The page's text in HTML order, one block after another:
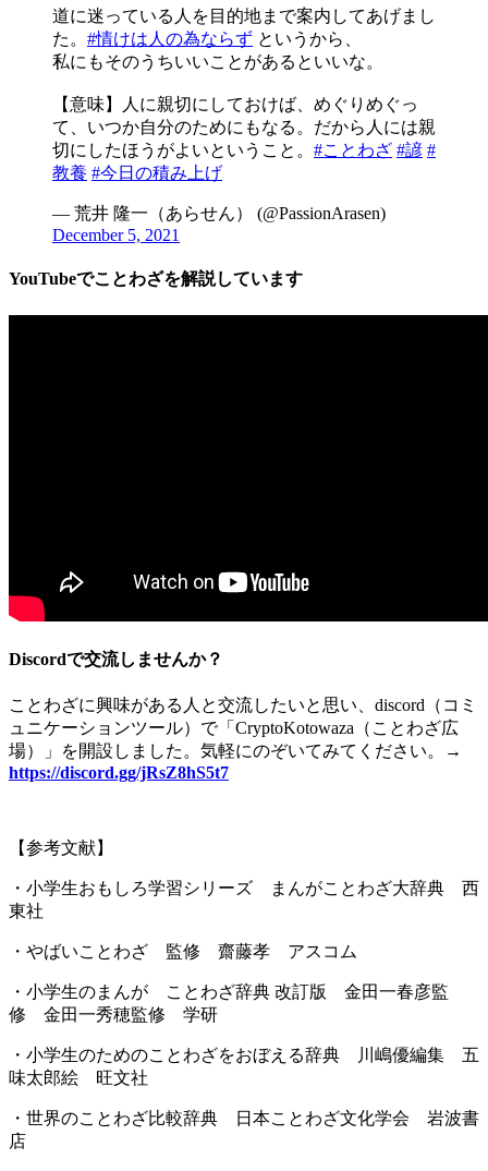
道に迷っている人を目的地まで案内してあげまし
た。 #情けは人の為ならず というから、
私にもそのうちいいことがあるといいな。
【意味】人に親切にしておけば、めぐりめぐっ
て、いつか自分のためにもなる。だから人には親
切にしたほうがよいということ。 #ことわざ #諺 #
教養 #今日の積み上げ
— 荒井 隆一（あらせん） (@PassionArasen)
December 5, 2021
YouTubeでことわざを解説しています
Discordで交流しませんか？
ことわざに興味がある人と交流したいと思い、 discord （コミ
ュニケーションツール）で「 CryptoKotowaza （ことわざ広
場）」を開設しました。気軽にのぞいてみてください。
→
https://discord.gg/jRsZ8hS5t7
【参考文献】
・小学生おもしろ学習シリーズ まんがことわざ大辞典 西
東社
・やばいことわざ 監修 齋藤孝 アスコム
・小学生のまんが ことわざ辞典 改訂版 金田一春彦監
修 金田一秀穂監修 学研
・小学生のためのことわざをおぼえる辞典 川嶋優編集 五
味太郎絵 旺文社
・世界のことわざ比較辞典 日本ことわざ文化学会 岩波書
店